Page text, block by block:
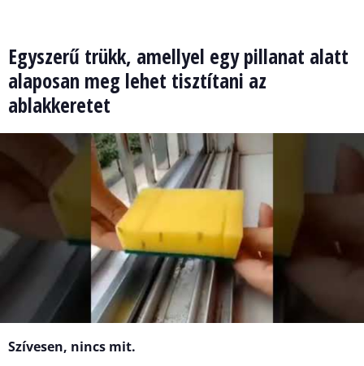
Egyszerű trükk, amellyel egy pillanat alatt
alaposan meg lehet tisztítani az
ablakkeretet
Szívesen, nincs mit.